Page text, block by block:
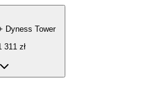
Dyness Tower
311 zł